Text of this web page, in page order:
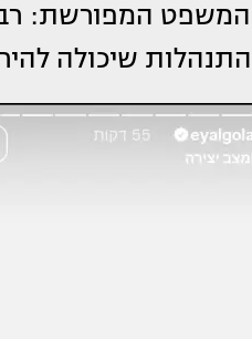
המפורשת:
שיכולה